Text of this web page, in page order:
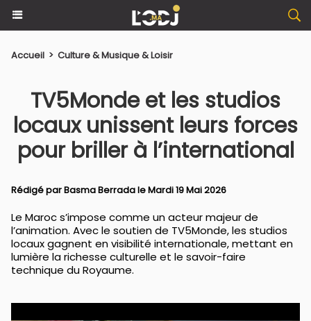
Accueil > Culture & Musique & Loisir
TV5Monde et les studios
locaux unissent leurs forces
pour briller à l’international
Rédigé parBasma Berradale Mardi 19 Mai 2026
Le Maroc s’impose comme un acteur majeur de
l’animation. Avec le soutien de TV5Monde, les studios
locaux gagnent en visibilité internationale, mettant en
lumière la richesse culturelle et le savoir-faire
technique du Royaume.